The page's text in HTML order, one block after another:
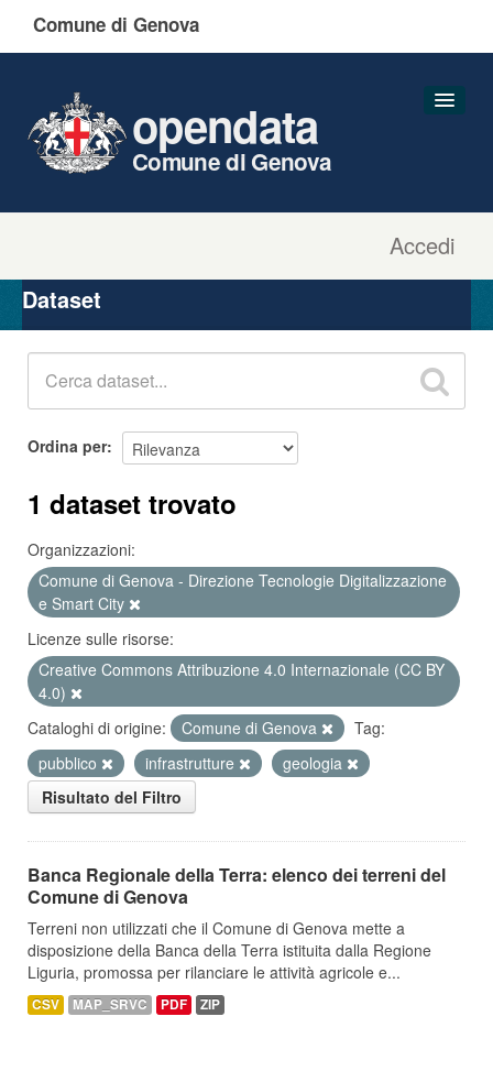
Comune di Genova
Accedi
opendata
Comune di Genova
Organizzazioni
Gruppi
Dataset
Ordina per
1 dataset trovato
Organizzazioni:
Comune di Genova - Direzione Tecnologie Digitalizzazione
e Smart City
Licenze sulle risorse:
Creative Commons Attribuzione 4.0 Internazionale (CC BY
4.0)
Cataloghi di origine:
Comune di Genova
Tag:
pubblico
infrastrutture
geologia
Risultato del Filtro
Banca Regionale della Terra: elenco dei terreni del
Comune di Genova
Terreni non utilizzati che il Comune di Genova mette a
disposizione della Banca della Terra istituita dalla Regione
Liguria, promossa per rilanciare le attività agricole e...
CSV MAP_SRVC PDF ZIP